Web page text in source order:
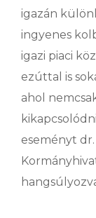
igazán
ingyenes
igazi piaci
ezúttal is
ahol
eseményt dr.